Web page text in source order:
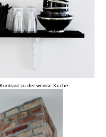
zu der weisse Küche